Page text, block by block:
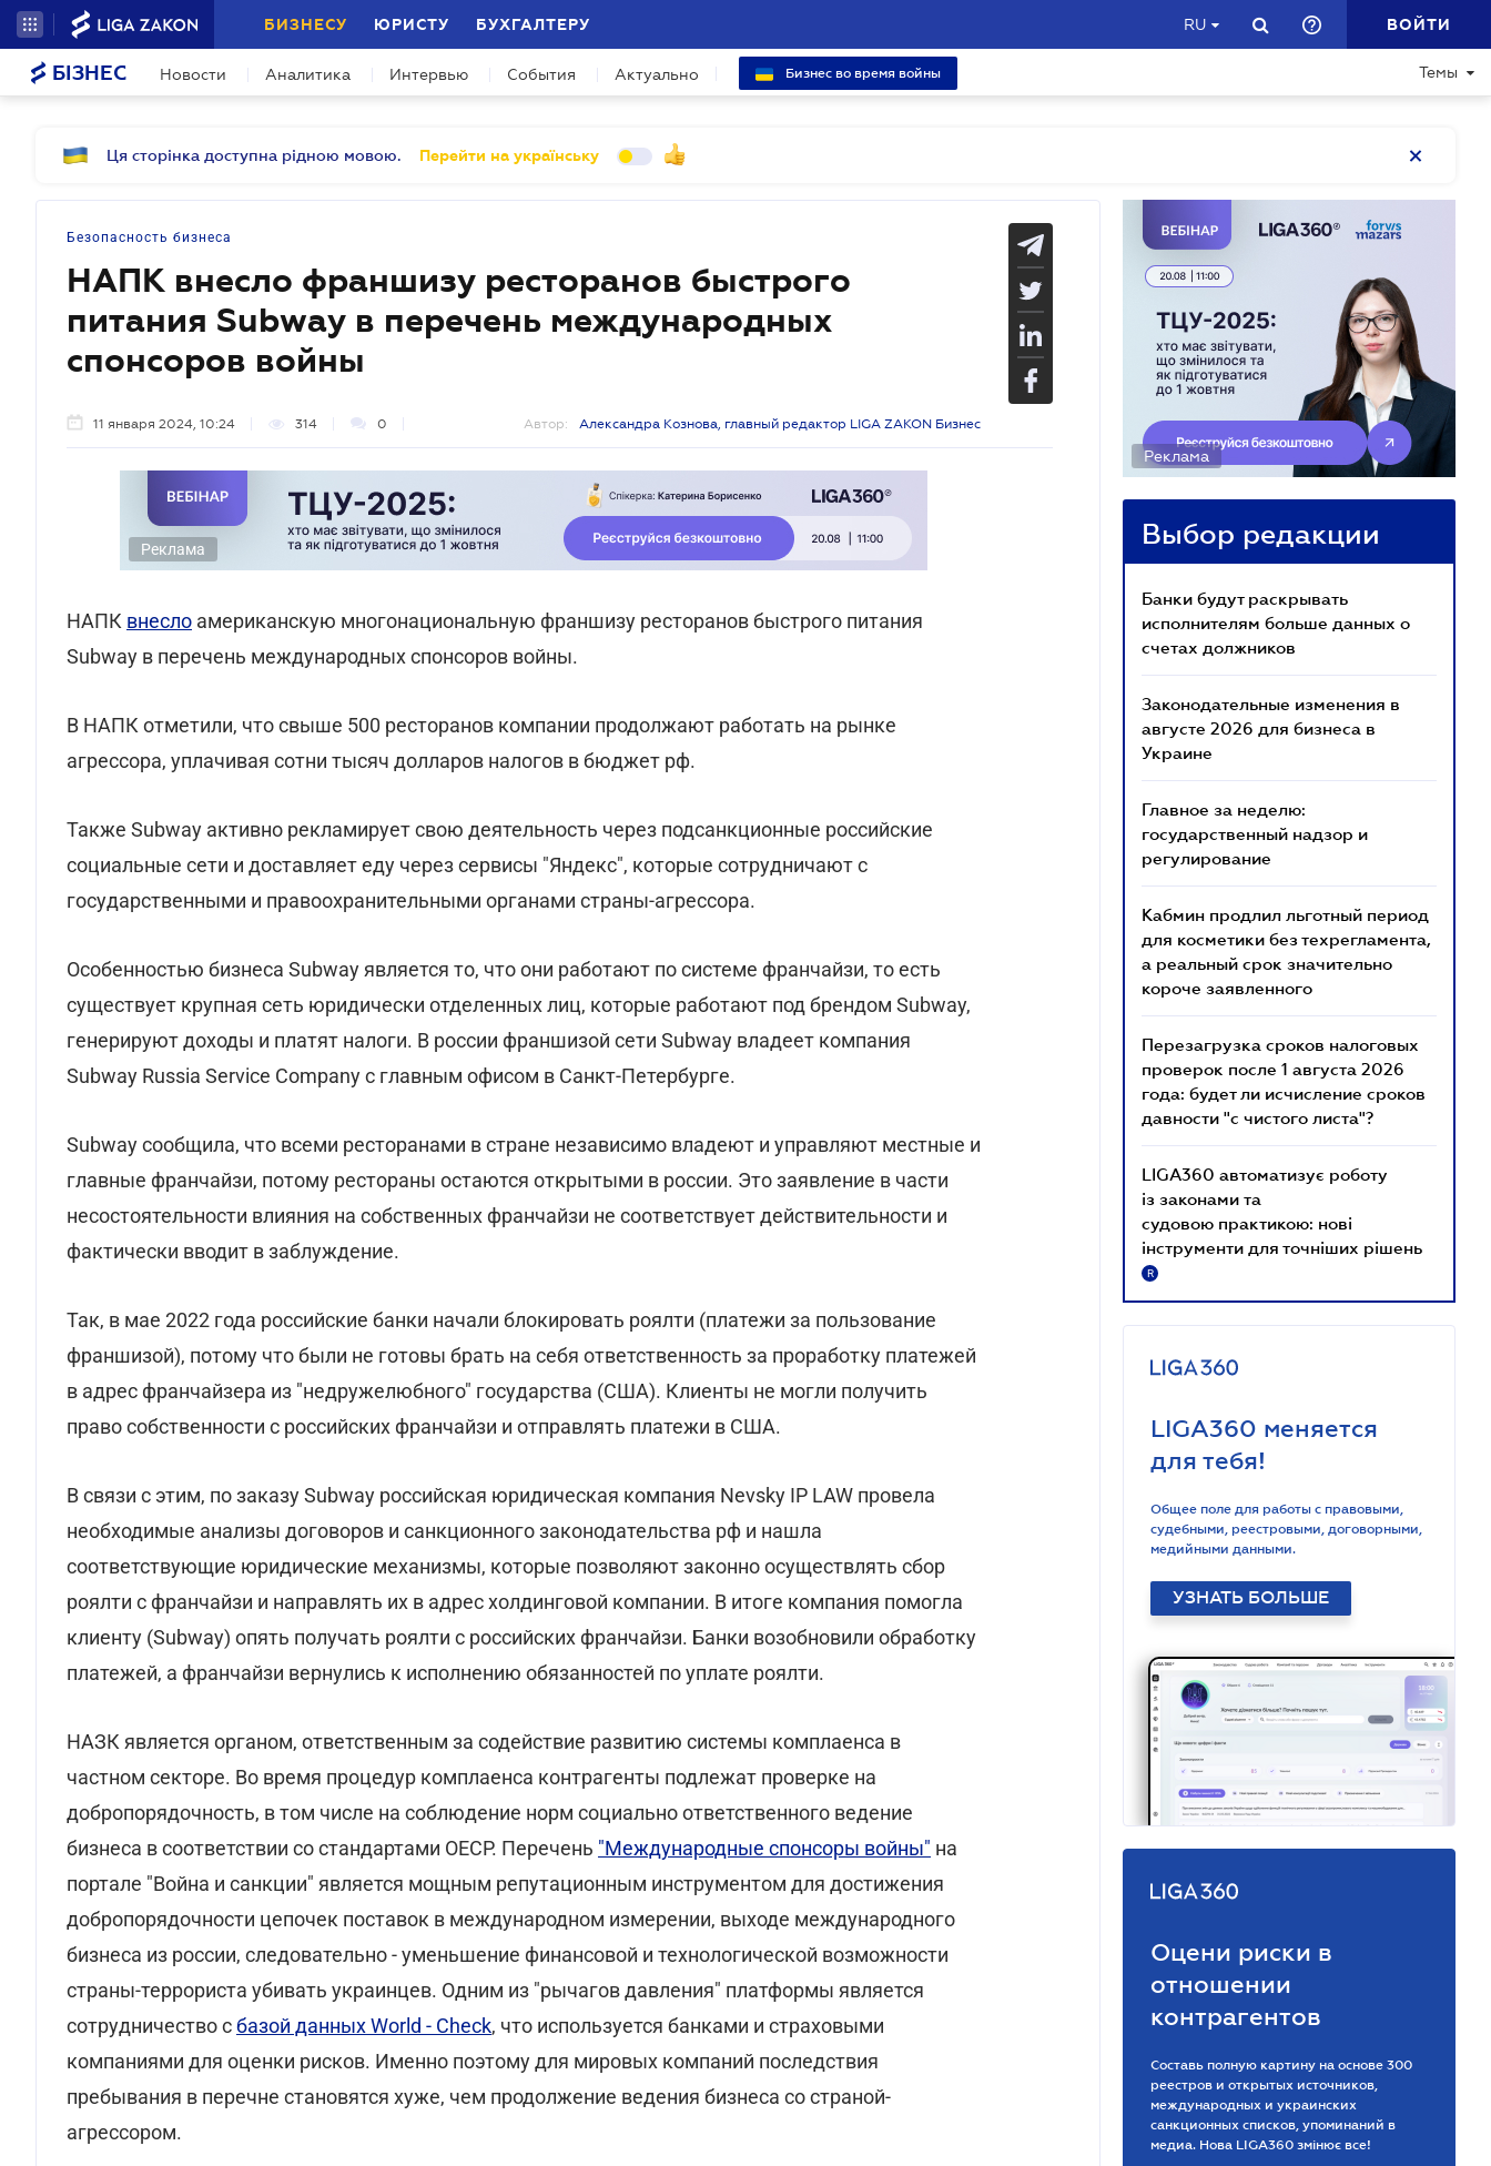
БИЗНЕСУ ЮРИСТУ БУХГАЛТЕРУ RU ВОЙТИ
БІЗНЕС Новости Аналитика Интервью События Актуально Бизнес во время войны Темы
Ця сторінка доступна рідною мовою. Перейти на українську
Безопасность бизнеса
НАПК внесло франшизу ресторанов быстрого
питания Subway в перечень международных
спонсоров войны
11 января 2024, 10:24 314 0 Автор: Александра Кознова, главный редактор LIGA ZAKON Бизнес
Реклама
НАПК внесло американскую многонациональную франшизу ресторанов быстрого питания
Subway в перечень международных спонсоров войны.
В НАПК отметили, что свыше 500 ресторанов компании продолжают работать на рынке
агрессора, уплачивая сотни тысяч долларов налогов в бюджет рф.
Также Subway активно рекламирует свою деятельность через подсанкционные российские
социальные сети и доставляет еду через сервисы "Яндекс", которые сотрудничают с
государственными и правоохранительными органами страны-агрессора.
Особенностью бизнеса Subway является то, что они работают по системе франчайзи, то есть
существует крупная сеть юридически отделенных лиц, которые работают под брендом Subway,
генерируют доходы и платят налоги. В россии франшизой сети Subway владеет компания
Subway Russia Service Company с главным офисом в Санкт-Петербурге.
Subway сообщила, что всеми ресторанами в стране независимо владеют и управляют местные и
главные франчайзи, потому рестораны остаются открытыми в россии. Это заявление в части
несостоятельности влияния на собственных франчайзи не соответствует действительности и
фактически вводит в заблуждение.
Так, в мае 2022 года российские банки начали блокировать роялти (платежи за пользование
франшизой), потому что были не готовы брать на себя ответственность за проработку платежей
в адрес франчайзера из "недружелюбного" государства (США). Клиенты не могли получить
право собственности с российских франчайзи и отправлять платежи в США.
В связи с этим, по заказу Subway российская юридическая компания Nevsky IP LAW провела
необходимые анализы договоров и санкционного законодательства рф и нашла
соответствующие юридические механизмы, которые позволяют законно осуществлять сбор
роялти с франчайзи и направлять их в адрес холдинговой компании. В итоге компания помогла
клиенту (Subway) опять получать роялти с российских франчайзи. Банки возобновили обработку
платежей, а франчайзи вернулись к исполнению обязанностей по уплате роялти.
НАЗК является органом, ответственным за содействие развитию системы комплаенса в
частном секторе. Во время процедур комплаенса контрагенты подлежат проверке на
добропорядочность, в том числе на соблюдение норм социально ответственного ведение
бизнеса в соответствии со стандартами ОЕСР. Перечень "Международные спонсоры войны" на
портале "Война и санкции" является мощным репутационным инструментом для достижения
добропорядочности цепочек поставок в международном измерении, выходе международного
бизнеса из россии, следовательно - уменьшение финансовой и технологической возможности
страны-террориста убивать украинцев. Одним из "рычагов давления" платформы является
сотрудничество сбазой данных World - Check, что используется банками и страховыми
компаниями для оценки рисков. Именно поэтому для мировых компаний последствия
пребывания в перечне становятся хуже, чем продолжение ведения бизнеса со страной-
агрессором.
Реклама
Выбор редакции
Банки будут раскрывать
исполнителям больше данных о
счетах должников
Законодательные изменения в
августе 2026 для бизнеса в
Украине
Главное за неделю:
государственный надзор и
регулирование
Кабмин продлил льготный период
для косметики без техрегламента,
а реальный срок значительно
короче заявленного
Перезагрузка сроков налоговых
проверок после 1 августа 2026
года: будет ли исчисление сроков
давности "с чистого листа"?
LIGA360 автоматизує роботу
із законами та
судовою практикою: нові
інструменти для точніших рішень
R
LIGA360 меняется
для тебя!
Общее поле для работы с правовыми,
судебными, реестровыми, договорными,
медийными данными.
УЗНАТЬ БОЛЬШЕ
Оцени риски в
отношении
контрагентов
Составь полную картину на основе 300
реестров и открытых источников,
международных и украинских
санкционных списков, упоминаний в
медиа. Нова LIGA360 змінює все!